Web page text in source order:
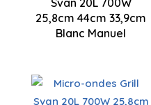
Svan 20L 700W
25,8cm 44cm 33,9cm
Blanc Manuel
Puissance
700 W